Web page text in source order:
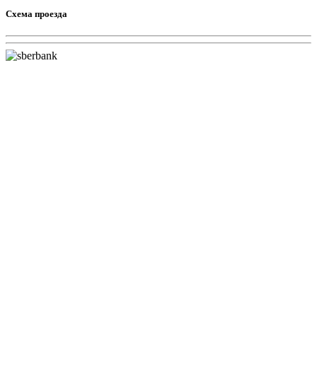
Схема проезда